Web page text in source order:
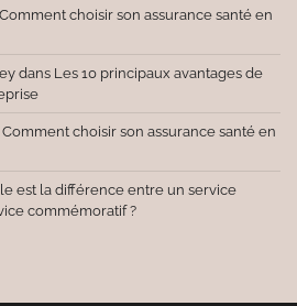
Comment choisir son assurance santé en
dans Les 10 principaux avantages de
Comment choisir son assurance santé en
est la différence entre un service
commémoratif ?